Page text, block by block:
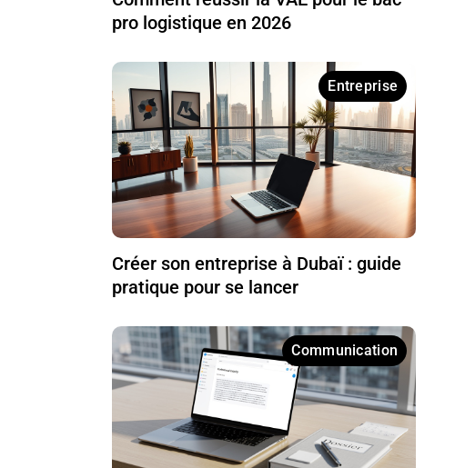
pro logistique en 2026
Entreprise
Créer son entreprise à Dubaï : guide
pratique pour se lancer
Communication